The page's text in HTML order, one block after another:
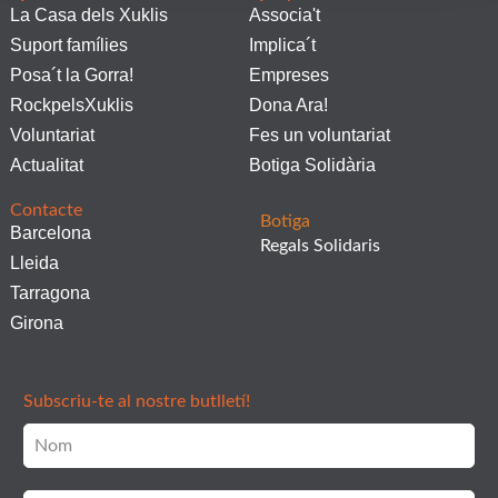
La Casa dels Xuklis
Suport famílies
Posa´t la Gorra!
RockpelsXuklis
Voluntariat
Actualitat
Associa't
Implica´t
Empreses
Dona Ara!
Fes un voluntariat
Botiga Solidària
Contacte
Barcelona
Lleida
Tarragona
Girona
Botiga
Regals Solidaris
Subscriu-te al nostre butlletí!